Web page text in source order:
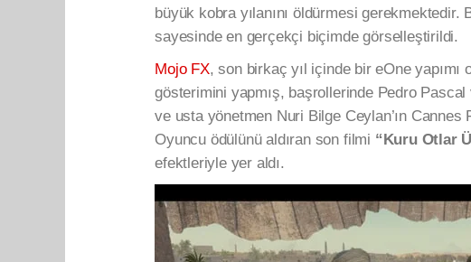
büyük kobra yılanını öldürmesi gerekmektedir.
sayesinde en gerçekçi biçimde görselleştirildi.
Mojo FX, son birkaç yıl içinde bir eOne
gösterimini yapmış, başrollerinde Pedro Pascal
ve usta yönetmen Nuri Bilge Ceylan’ın Cannes
Oyuncu ödülünü aldıran son filmi “Kuru Otlar
efektleriyle yer aldı.